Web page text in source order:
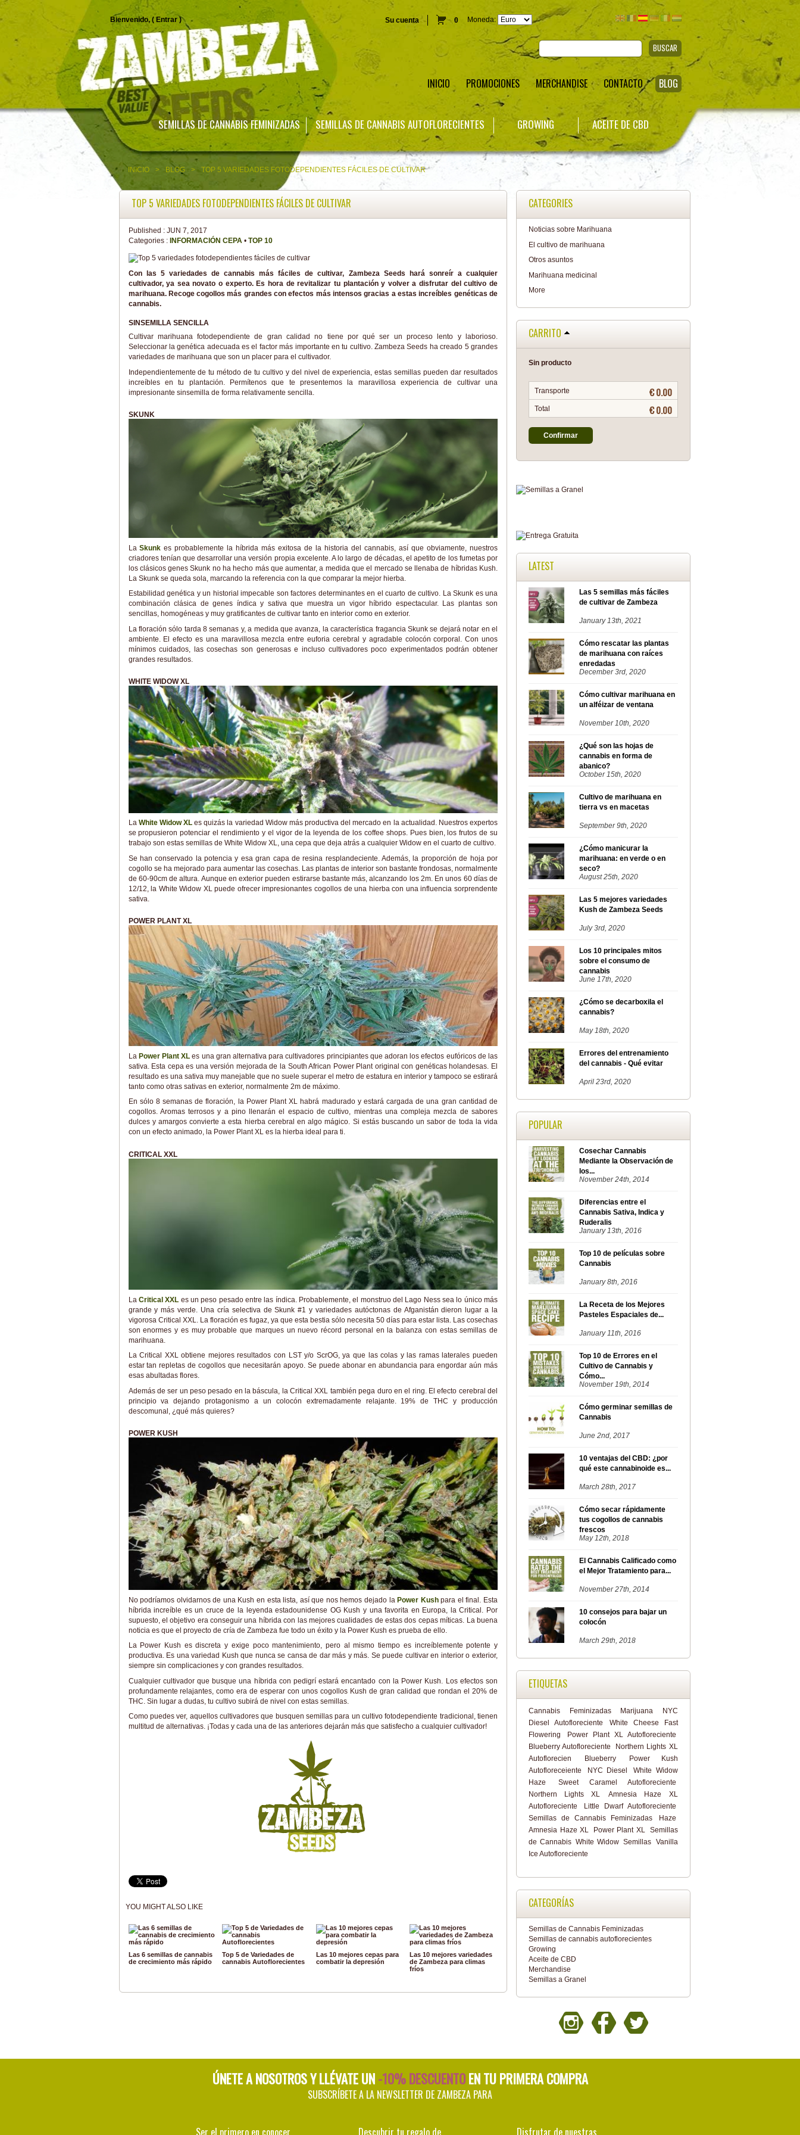
Bienvenido, ( Entrar) Su cuenta 0 Moneda:
BUSCAR
INICIO PROMOCIONES MERCHANDISE CONTACTO BLOG
SEMILLAS DE CANNABIS FEMINIZADAS SEMILLAS DE CANNABIS AUTOFLORECIENTES GROWING ACEITE DE CBD
INICIO > BLOG > TOP 5 VARIEDADES FOTODEPENDIENTES FÁCILES DE CULTIVAR
TOP 5 VARIEDADES FOTODEPENDIENTES FÁCILES DE CULTIVAR
Published : JUN 7, 2017
Categories : INFORMACIÓN CEPA• TOP 10
Con las 5 variedades de cannabis más fáciles de cultivar, Zambeza Seeds hará sonreír a cualquier
cultivador, ya sea novato o experto. Es hora de revitalizar tu plantación y volver a disfrutar del cultivo de
marihuana. Recoge cogollos más grandes con efectos más intensos gracias a estas increíbles genéticas de
cannabis.
SINSEMILLA SENCILLA
Cultivar marihuana fotodependiente de gran calidad no tiene por qué ser un proceso lento y laborioso.
Seleccionar la genética adecuada es el factor más importante en tu cultivo. Zambeza Seeds ha creado 5 grandes
variedades de marihuana que son un placer para el cultivador.
Independientemente de tu método de tu cultivo y del nivel de experiencia, estas semillas pueden dar resultados
increíbles en tu plantación. Permítenos que te presentemos la maravillosa experiencia de cultivar una
impresionante sinsemilla de forma relativamente sencilla.
SKUNK
LaSkunk es probablemente la híbrida más exitosa de la historia del cannabis, así que obviamente, nuestros
criadores tenían que desarrollar una versión propia excelente. A lo largo de décadas, el apetito de los fumetas por
los clásicos genes Skunk no ha hecho más que aumentar, a medida que el mercado se llenaba de híbridas Kush.
La Skunk se queda sola, marcando la referencia con la que comparar la mejor hierba.
Estabilidad genética y un historial impecable son factores determinantes en el cuarto de cultivo. La Skunk es una
combinación clásica de genes índica y sativa que muestra un vigor híbrido espectacular. Las plantas son
sencillas, homogéneas y muy gratificantes de cultivar tanto en interior como en exterior.
La floración sólo tarda 8 semanas y, a medida que avanza, la característica fragancia Skunk se dejará notar en el
ambiente. El efecto es una maravillosa mezcla entre euforia cerebral y agradable colocón corporal. Con unos
mínimos cuidados, las cosechas son generosas e incluso cultivadores poco experimentados podrán obtener
grandes resultados.
WHITE WIDOW XL
La White Widow XLes quizás la variedad Widow más productiva del mercado en la actualidad. Nuestros expertos
se propusieron potenciar el rendimiento y el vigor de la leyenda de los coffee shops. Pues bien, los frutos de su
trabajo son estas semillas de White Widow XL, una cepa que deja atrás a cualquier Widow en el cuarto de cultivo.
Se han conservado la potencia y esa gran capa de resina resplandeciente. Además, la proporción de hoja por
cogollo se ha mejorado para aumentar las cosechas. Las plantas de interior son bastante frondosas, normalmente
de 60-90cm de altura. Aunque en exterior pueden estirarse bastante más, alcanzando los 2m. En unos 60 días de
12/12, la White Widow XL puede ofrecer impresionantes cogollos de una hierba con una influencia sorprendente
sativa.
POWER PLANT XL
La Power Plant XL es una gran alternativa para cultivadores principiantes que adoran los efectos eufóricos de las
sativa. Esta cepa es una versión mejorada de la South African Power Plant original con genéticas holandesas. El
resultado es una sativa muy manejable que no suele superar el metro de estatura en interior y tampoco se estirará
tanto como otras sativas en exterior, normalmente 2m de máximo.
En sólo 8 semanas de floración, la Power Plant XL habrá madurado y estará cargada de una gran cantidad de
cogollos. Aromas terrosos y a pino llenarán el espacio de cultivo, mientras una compleja mezcla de sabores
dulces y amargos convierte a esta hierba cerebral en algo mágico. Si estás buscando un sabor de toda la vida
con un efecto animado, la Power Plant XL es la hierba ideal para ti.
CRITICAL XXL
La Critical XXL es un peso pesado entre las índica. Probablemente, el monstruo del Lago Ness sea lo único más
grande y más verde. Una cría selectiva de Skunk #1 y variedades autóctonas de Afganistán dieron lugar a la
vigorosa Critical XXL. La floración es fugaz, ya que esta bestia sólo necesita 50 días para estar lista. Las cosechas
son enormes y es muy probable que marques un nuevo récord personal en la balanza con estas semillas de
marihuana.
La Critical XXL obtiene mejores resultados con LST y/o ScrOG, ya que las colas y las ramas laterales pueden
estar tan repletas de cogollos que necesitarán apoyo. Se puede abonar en abundancia para engordar aún más
esas abultadas flores.
Además de ser un peso pesado en la báscula, la Critical XXL también pega duro en el ring. El efecto cerebral del
principio va dejando protagonismo a un colocón extremadamente relajante. 19% de THC y producción
descomunal, ¿qué más quieres?
POWER KUSH
No podríamos olvidarnos de una Kush en esta lista, así que nos hemos dejado la Power Kushpara el final. Esta
híbrida increíble es un cruce de la leyenda estadounidense OG Kush y una favorita en Europa, la Critical. Por
supuesto, el objetivo era conseguir una híbrida con las mejores cualidades de estas dos cepas míticas. La buena
noticia es que el proyecto de cría de Zambeza fue todo un éxito y la Power Kush es prueba de ello.
La Power Kush es discreta y exige poco mantenimiento, pero al mismo tiempo es increíblemente potente y
productiva. Es una variedad Kush que nunca se cansa de dar más y más. Se puede cultivar en interior o exterior,
siempre sin complicaciones y con grandes resultados.
Cualquier cultivador que busque una híbrida con pedigrí estará encantado con la Power Kush. Los efectos son
profundamente relajantes, como era de esperar con unos cogollos Kush de gran calidad que rondan el 20% de
THC. Sin lugar a dudas, tu cultivo subirá de nivel con estas semillas.
Como puedes ver, aquellos cultivadores que busquen semillas para un cultivo fotodependiente tradicional, tienen
multitud de alternativas. ¡Todas y cada una de las anteriores dejarán más que satisfecho a cualquier cultivador!
YOU MIGHT ALSO LIKE
Las 6 semillas de cannabis
de crecimiento más rápido
Top 5 de Variedades de
cannabis Autoflorecientes
Las 10 mejores cepas para
combatir la depresión
Las 10 mejores variedades
de Zambeza para climas
fríos
CATEGORIES
Noticias sobre Marihuana
El cultivo de marihuana
Otros asuntos
Marihuana medicinal
More
CARRITO
Sin producto
Transporte € 0.00
Total € 0.00
Confirmar
LATEST
Las 5 semillas más fáciles
de cultivar de Zambeza
January 13th, 2021
Cómo rescatar las plantas
de marihuana con raíces
enredadas
December 3rd, 2020
Cómo cultivar marihuana en
un alféizar de ventana
November 10th, 2020
¿Qué son las hojas de
cannabis en forma de
abanico?
October 15th, 2020
Cultivo de marihuana en
tierra vs en macetas
September 9th, 2020
¿Cómo manicurar la
marihuana: en verde o en
seco?
August 25th, 2020
Las 5 mejores variedades
Kush de Zambeza Seeds
July 3rd, 2020
Los 10 principales mitos
sobre el consumo de
cannabis
June 17th, 2020
¿Cómo se decarboxila el
cannabis?
May 18th, 2020
Errores del entrenamiento
del cannabis - Qué evitar
April 23rd, 2020
POPULAR
Cosechar Cannabis
Mediante la Observación de
los...
November 24th, 2014
Diferencias entre el
Cannabis Sativa, Indica y
Ruderalis
January 13th, 2016
Top 10 de películas sobre
Cannabis
January 8th, 2016
La Receta de los Mejores
Pasteles Espaciales de...
January 11th, 2016
Top 10 de Errores en el
Cultivo de Cannabis y
Cómo...
November 19th, 2014
Cómo germinar semillas de
Cannabis
June 2nd, 2017
10 ventajas del CBD: ¿por
qué este cannabinoide es...
March 28th, 2017
Cómo secar rápidamente
tus cogollos de cannabis
frescos
May 12th, 2018
El Cannabis Calificado como
el Mejor Tratamiento para...
November 27th, 2014
10 consejos para bajar un
colocón
March 29th, 2018
ETIQUETAS
Cannabis Feminizadas Marijuana
NYC
Diesel Autofloreciente
White Cheese Fast
Flowering
Power Plant XL Autofloreciente
Blueberry Autofloreciente
Northern Lights XL
Autoflorecien
Blueberry
Power Kush
Autofloreceiente
NYC Diesel
White Widow
Haze
Sweet Caramel Autofloreciente
Northern Lights XL
Amnesia Haze XL
Autofloreciente
Little Dwarf Autofloreciente
Semillas de Cannabis Feminizadas
Haze
Amnesia Haze XL
Power Plant XL Semillas
de Cannabis White Widow Semillas Vanilla
Ice Autofloreciente
CATEGORÍAS
Semillas de Cannabis Feminizadas
Semillas de cannabis autoflorecientes
Growing
Aceite de CBD
Merchandise
Semillas a Granel
ÚNETE A NOSOTROS Y LLÉVATE UN-10% DESCUENTOEN TU PRIMERA COMPRA
SUBSCRÍBETE A LA NEWSLETTER DE ZAMBEZA PARA
Ser el primero en conocer Descubrir tu regalo de Disfrutar de nuestras